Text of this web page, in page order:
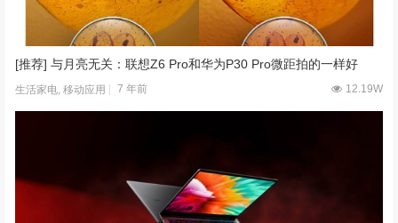
[推荐] 与月亮无关：联想Z6 Pro和华为P30 Pro微距拍的一样好
生活家电,移动应用 7 年前 12.19W